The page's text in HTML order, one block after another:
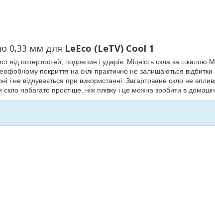
0,33 мм для LeEco (LeTV) Cool 1
від потертостей, подряпин і ударів. Міцність скла за
покриття на склі практично не залишаються відбитки
не відчувається при використанні. Загартоване скло не
набагато простіше, ніж плівку і це можна зробити в